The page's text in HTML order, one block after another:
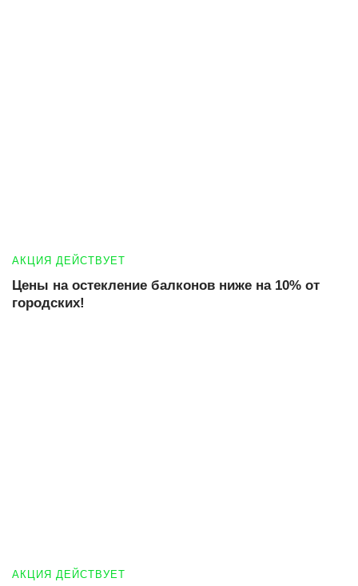
АКЦИЯ ДЕЙСТВУЕТ
Цены на остекление балконов ниже на 10% от
городских!
АКЦИЯ ДЕЙСТВУЕТ